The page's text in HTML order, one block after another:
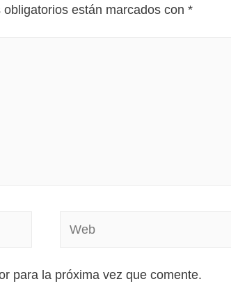
obligatorios están marcados con *
para la próxima vez que comente.